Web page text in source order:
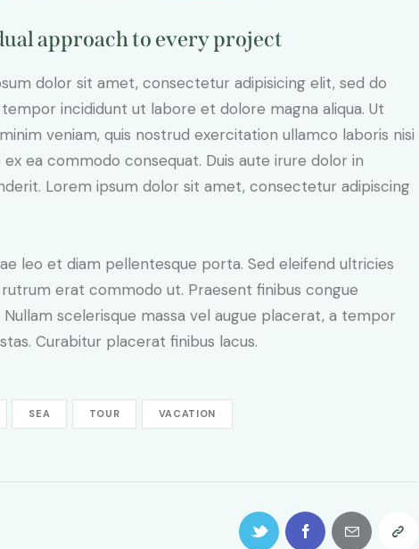
approach to every project
dolor sit amet, consectetur adipisicing elit, sed do
incididunt ut labore et dolore magna aliqua. Ut
veniam, quis nostrud exercitation ullamco laboris nisi
ex ea commodo consequat. Duis aute irure dolor in
Lorem ipsum dolor sit amet, consectetur adipiscing
leo et diam pellentesque porta. Sed eleifend ultricies
rutrum erat commodo ut. Praesent finibus congue
Nullam scelerisque massa vel augue placerat, a tempor
Curabitur placerat finibus lacus.
SEA TOUR VACATION